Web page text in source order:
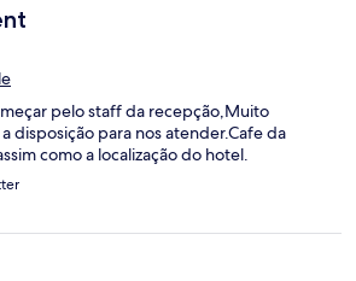
pelo staff da recepção,Muito
disposição para nos atender.Cafe da
como a localização do hotel.